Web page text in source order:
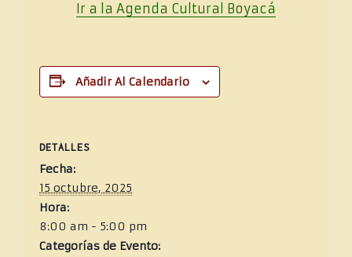
Ir a la Agenda Cultural Boyacá
Añadir Al Calendario
DETALLES
Fecha:
15 octubre, 2025
Hora:
8:00 am - 5:00 pm
Categorías de Evento: